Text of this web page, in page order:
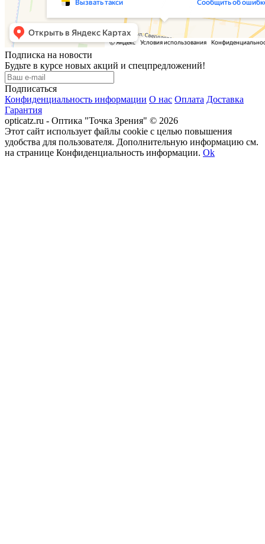
Подписка на новости
Будьте в курсе новых акций и спецпредложений!
Подписаться
Конфиденциальность информации О нас Оплата Доставка
Гарантия
opticatz.ru - Оптика "Точка Зрения" © 2026
Этот сайт использует файлы cookie с целью повышения
удобства для пользователя. Дополнительную информацию см.
на странице Конфиденциальность информации. Ok